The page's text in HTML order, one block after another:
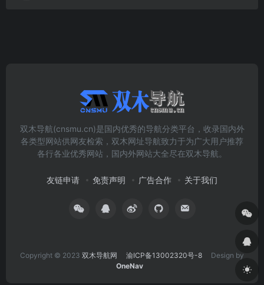
双木导航(cnsmu.cn)是国内优秀的导航分类平台，收录国内外
各类型网站供网友检索，双木网址导航致力于为广大用户推荐
各行各业优秀网站，国内外网站大全尽在双木导航。
友链申请 免责声明 广告合作 关于我们
Copyright © 2023 双木导航网 渝ICP备13002320号-8 Design by
OneNav